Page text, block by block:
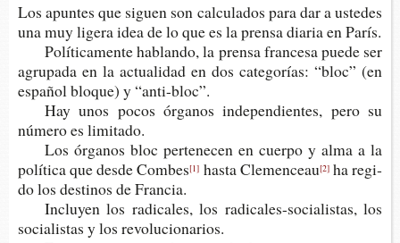
Los apun­tes que siguen son cal­cu­la­dos para dar a uste­des
una muy lige­ra idea de lo que es la pren­sa dia­ria en París.
Polí­ti­ca­men­te hablan­do, la pren­sa fran­ce­sa puede ser
agru­pa­da en la actua­li­dad en dos cate­go­rías: “bloc” (en
espa­ñol blo­que) y “anti-bloc”.
Hay unos pocos órga­nos inde­pen­dien­tes, pero su
núme­ro es limitado.
Los órga­nos bloc per­te­ne­cen en cuer­po y alma a la
polí­ti­ca que desde Combes[1] hasta Clemenceau[2]ha regi­
do los des­ti­nos de Francia.
Inclu­yen los radi­ca­les, los radicales-​socialistas, los
socia­lis­tas y los revolucionarios.